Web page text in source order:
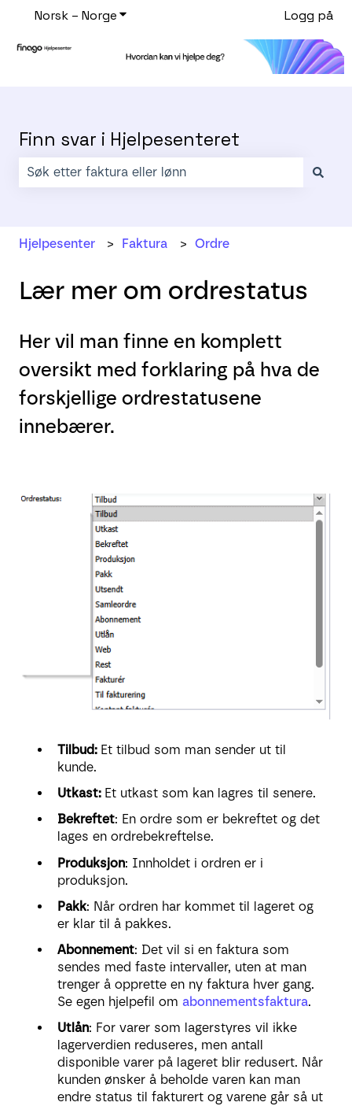
Norsk – NorgeVis undermeny for oversettelserLogg på
Finn svar i Hjelpesenteret
Hjelpesenter Faktura Ordre
Lær mer om ordrestatus
Her vil man finne en komplett
oversikt med forklaring på hva de
forskjellige ordrestatusene
innebærer.
Tilbud: Et tilbud som man sender ut til
kunde.
Utkast: Et utkast som kan lagres til senere.
Bekreftet: En ordre som er bekreftet og det
lages en ordrebekreftelse.
Produksjon: Innholdet i ordren er i
produksjon.
Pakk: Når ordren har kommet til lageret og
er klar til å pakkes.
Abonnement: Det vil si en faktura som
sendes med faste intervaller, uten at man
trenger å opprette en ny faktura hver gang.
Se egen hjelpefil om abonnementsfaktura.
Utlån: For varer som lagerstyres vil ikke
lagerverdien reduseres, men antall
disponible varer på lageret blir redusert. Når
kunden ønsker å beholde varen kan man
endre status til fakturert og varene går så ut